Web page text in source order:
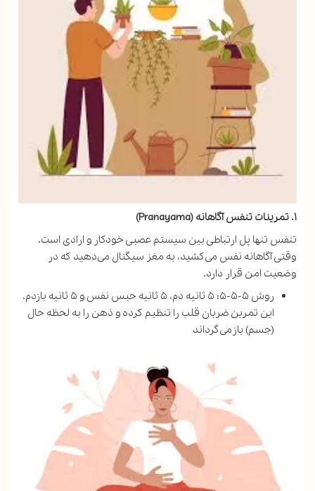
۱. تمرینات تنفس آگاهانه (Pranayama)
تنفس تنها پل ارتباطی بین سیستم عصبی خودکار و ارادی است.
وقتی آگاهانه نفس می‌کشید، به مغز سیگنال می‌دهید که در
وضعیت امن قرار دارد.
روش ۵-۵-۵: ۵ ثانیه دم، ۵ ثانیه حبس نفس و ۵ ثانیه بازدم.
این تمرین ضربان قلب را تنظیم کرده و ذهن را به لحظه حال
(جسم) بازمی‌گرداند